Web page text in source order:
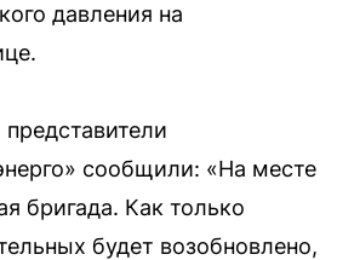
давления на
сообщили: «На месте
бригада. Как только
будет возобновлено,